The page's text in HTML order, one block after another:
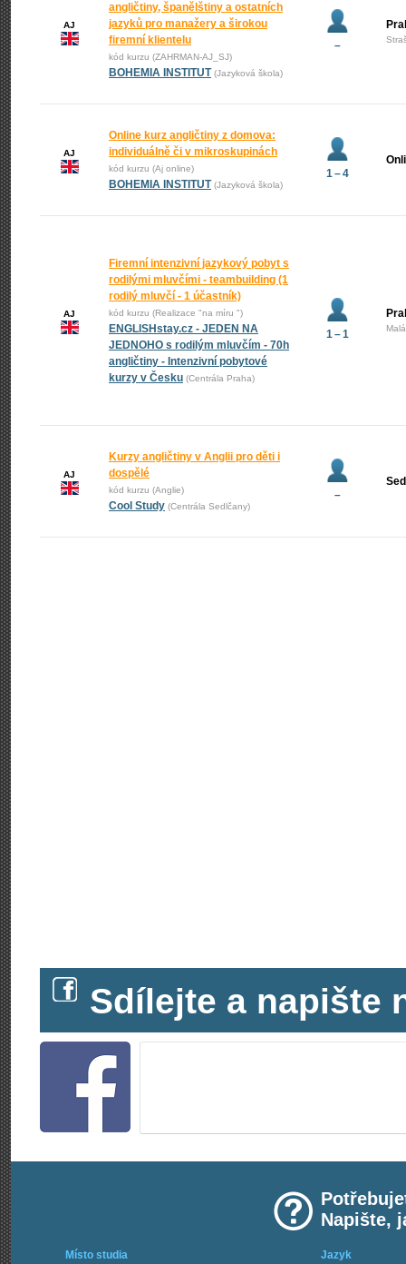
AJ
angličtiny, španělštiny a ostatních
jazyků pro manažery a širokou
firemní klientelu
kód kurzu (ZAHRMAN-AJ_SJ)
BOHEMIA INSTITUT (Jazyková škola)
–
AJ
Online kurz angličtiny z domova:
individuálně či v mikroskupinách
kód kurzu (Aj online)
BOHEMIA INSTITUT (Jazyková škola)
1 – 4
AJ
Firemní intenzivní jazykový pobyt s
rodilými mluvčími - teambuilding (1
rodilý mluvčí - 1 účastník)
kód kurzu (Realizace "na míru ")
ENGLISHstay.cz - JEDEN NA
JEDNOHO s rodilým mluvčím - 70h
angličtiny - Intenzivní pobytové
kurzy v Česku (Centrála Praha)
1 – 1
AJ
Kurzy angličtiny v Anglii pro děti i
dospělé
kód kurzu (Anglie)
Cool Study (Centrála Sedlčany)
–
Sdílejte a napište
Napište,
Místo studia Jazyk